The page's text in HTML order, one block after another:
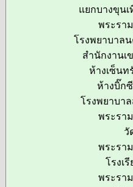
แยกบางขุน
พระรา
โรงพยาบาล
สำนักงานเ
ห้างเซ็นท
ห้างบิ๊ก
โรงพยาบา
พระรา
วั
พระรา
โรงเ
พระรา